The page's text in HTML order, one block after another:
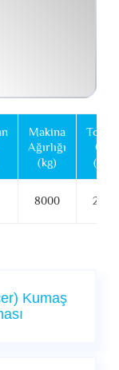
Makina
Ağırlığı
(kg)
Güç
(kW)
8000 20.35
Kumaş